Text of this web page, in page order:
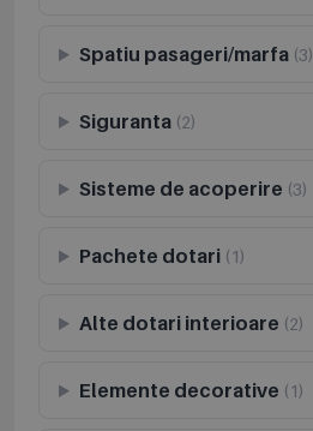
Spatiu pasageri/marfa(3)
Siguranta(2)
Sisteme de acoperire (3)
Pachete dotari(1)
Alte dotari interioare (2)
Elemente decorative (1)